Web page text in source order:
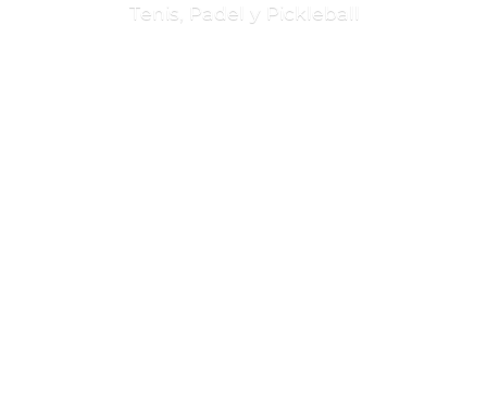
Tenis, Padel
y Pickleball